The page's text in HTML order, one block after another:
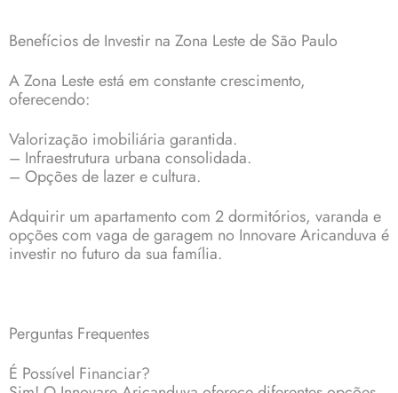
Benefícios de Investir na Zona Leste de São Paulo
A Zona Leste está em constante crescimento,
oferecendo:
Valorização imobiliária garantida.
– Infraestrutura urbana consolidada.
– Opções de lazer e cultura.
Adquirir um apartamento com 2 dormitórios, varanda e
opções com vaga de garagem no Innovare Aricanduva é
investir no futuro da sua família.
Perguntas Frequentes
É Possível Financiar?